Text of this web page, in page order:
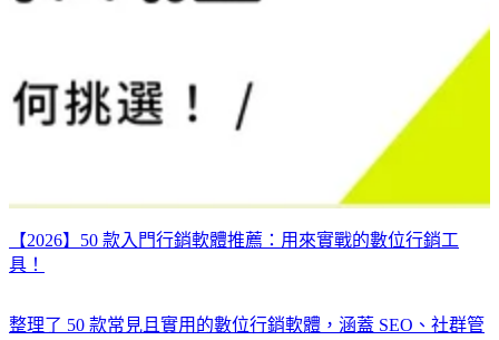
【2026】50 款入門行銷軟體推薦：用來實戰的數位行銷工
具！
整理了 50 款常見且實用的數位行銷軟體，涵蓋 SEO、社群管